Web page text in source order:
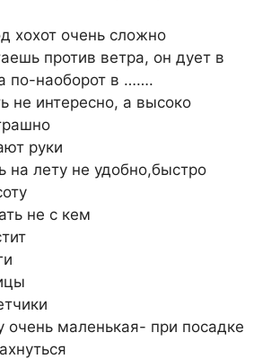
хохот очень сложно
против ветра, он дует в
по-наоборот в …….
не интересно, а высоко
руки
на лету не удобно,быстро
не с кем
очень маленькая- при посадке